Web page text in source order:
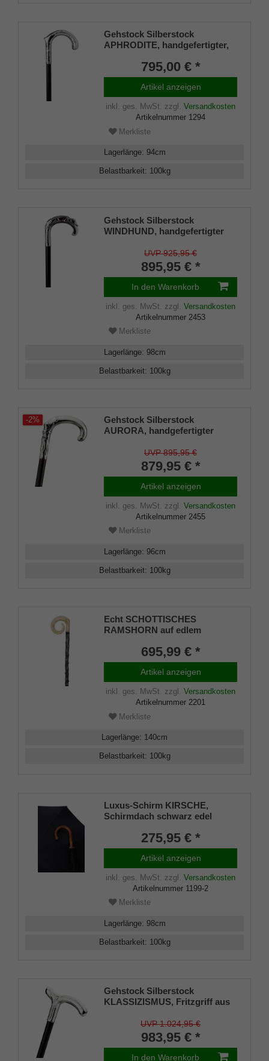
Gehstock Silberstock
APHRODITE, handgefertigter,
aus echtem 925/1000
Sterlingsilber, aufgesetzt auf
einen Stock aus edlem
Makassar Ebenholz, inklusiv
Schlankpuffer.
795,00 € *
Artikel anzeigen
inkl. ges. MwSt. zzgl. Versandkosten
Artikelnummer 1294
Merkliste
Lagerlänge: 94cm
Belastbarkeit: 100kg
Gehstock Silberstock
WINDHUND, handgefertigter
925/1000 Sterling Silber mit
aufwendiger Nachbildung eines
liegenden Wundhundes,
aufgesetzt auf einen Stock aus
edlem Makassar Ebenholz,
inklusiv Schlankpuffer.
UVP 925,95 €
895,95 € *
In den Warenkorb
inkl. ges. MwSt. zzgl. Versandkosten
Artikelnummer 2453
Merkliste
Lagerlänge: 98cm
Belastbarkeit: 100kg
-2%
Gehstock Silberstock
AURORA, handgefertigter
925/1000 Sterling Silber mit fein
herausgearbeiteter Abbildung
der Aurora,, aufgesetzt auf
einen Stock aus edlem
Makassar Ebenholz, inklusive
elegantem Gummipuffer.
UVP 895,95 €
879,95 € *
Artikel anzeigen
inkl. ges. MwSt. zzgl. Versandkosten
Artikelnummer 2455
Merkliste
Lagerlänge: 96cm
Belastbarkeit: 100kg
Echt SCHOTTISCHES
RAMSHORN auf edlem
695,99 € *
Artikel anzeigen
inkl. ges. MwSt. zzgl. Versandkosten
Artikelnummer 2201
Merkliste
Lagerlänge: 140cm
Belastbarkeit: 100kg
Luxus-Schirm KIRSCHE,
Schirmdach schwarz edel
handpoliertem durchgehendem
Kirschholz, stabiles 8-teiliges
275,95 € *
Artikel anzeigen
inkl. ges. MwSt. zzgl. Versandkosten
Artikelnummer 1199-2
Merkliste
Lagerlänge: 98cm
Belastbarkeit: 100kg
Gehstock Silberstock
KLASSIZISMUS, Fritzgriff aus
Silber, ziseliert, Stock aus
edlem Makassar Ebenholz,
inklusiv Gummipuffer
UVP 1.024,95 €
983,95 € *
In den Warenkorb